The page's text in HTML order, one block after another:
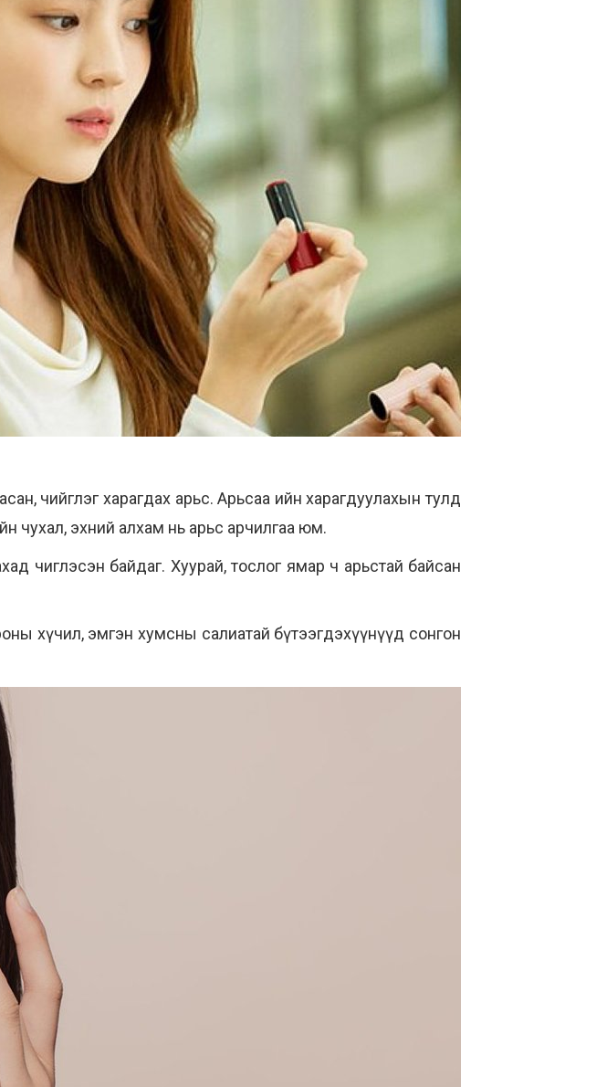
чийглэг харагдах арьс. Арьсаа ийн харагдуулахын тулд
чухал, эхний алхам нь арьс арчилгаа юм.
чиглэсэн байдаг. Хуурай, тослог ямар ч арьстай байсан
хүчил, эмгэн хумсны салиатай бүтээгдэхүүнүүд сонгон